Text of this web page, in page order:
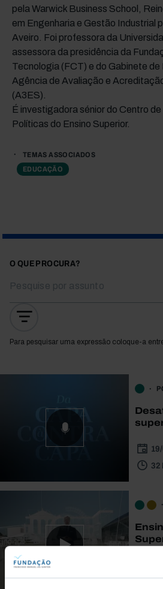
pela Warwick Business School,
em Engenharia e Gestão Industrial
Aveiro. Foi professora da
assessora da presidência da
Tecnologia (FCT) e do Gabinete de
Agência de Avaliação e
(A3ES).
É investigadora sénior do Centro
Políticas do Ensino Superior.
TEMAS ASSOCIADOS
EDUCAÇÃO
O QUE PROCURA?
Para pesquisar uma expressão coloque-a
32